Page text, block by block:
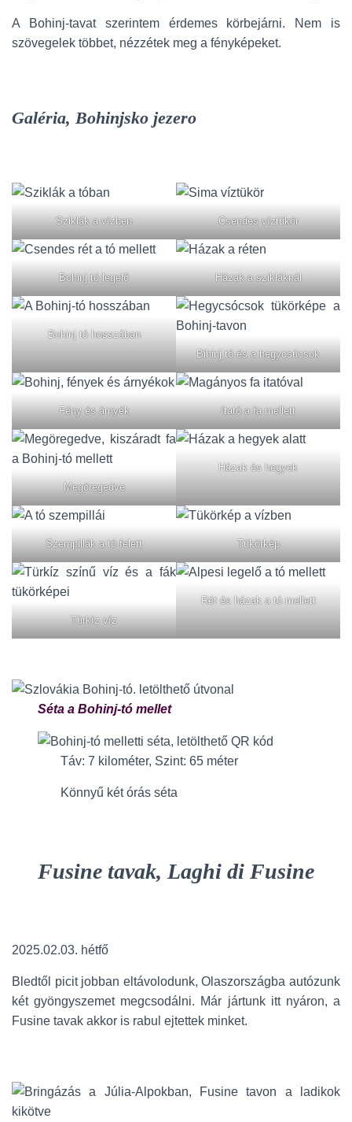
A Bohinj-tavat szerintem érdemes körbejárni. Nem is
szövegelek többet, nézzétek meg a fényképeket.
Galéria, Bohinjsko jezero
Sziklák a vízben Csendes víztükör
Bohinj tó legelő Házak a szikláknál
Bohinj tó hosszában
Bihinj tó és a hegycsúcsok
Fény és árnyék Itató a fa mellett
Megöregedve
Házak és hegyek
Szempillák a tó felett Tükörkép
Türkíz víz
Rét és házak a tó mellett
Séta a Bohinj-tó mellet
Táv: 7 kilométer, Szint: 65 méter
Könnyű két órás séta
Fusine tavak, Laghi di Fusine
2025.02.03. hétfő
Bledtől picit jobban eltávolodunk, Olaszországba autózunk
két gyöngyszemet megcsodálni. Már jártunk itt nyáron, a
Fusine tavak akkor is rabul ejtettek minket.